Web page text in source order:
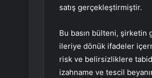
satış gerçekleştirmiştir.
Bu basın bülteni,
ileriye dönük ifadeler
risk ve belirsizliklere
izahname ve tescil